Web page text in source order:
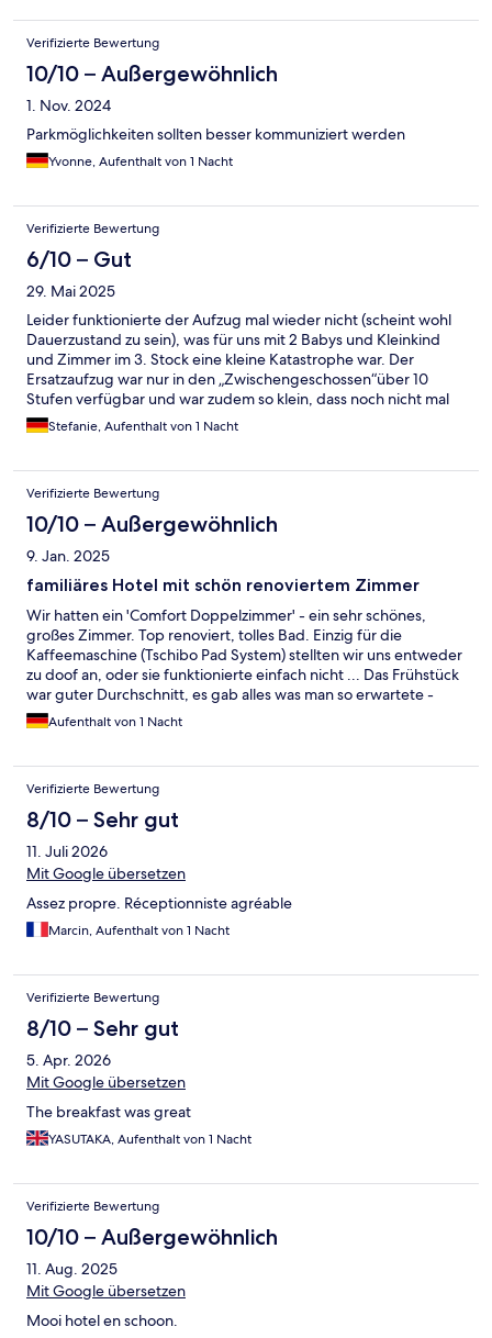
Verifizierte Bewertung
10/10 – Außergewöhnlich
1. Nov. 2024
Parkmöglichkeiten sollten besser kommuniziert werden
Yvonne, Aufenthalt von 1 Nacht
Verifizierte Bewertung
6/10 – Gut
29. Mai 2025
Leider funktionierte der Aufzug mal wieder nicht (scheint wohl
Dauerzustand zu sein), was für uns mit 2 Babys und Kleinkind
und Zimmer im 3. Stock eine kleine Katastrophe war. Der
Ersatzaufzug war nur in den „Zwischengeschossen“über 10
Stufen verfügbar und war zudem so klein, dass noch nicht mal
ein Kinderwagen reinpasste. Das Familienzimmer war
geräumig- ein Babybett kostet jedoch 15€ Aufpreis. Zudem
ein typisches kontinentales 3*-Frühstück und in Ordnung. Lage
super zentral zur Altstadt. Für den Preis bekommt man sicherlich
etwas besseres und konfortableres Hotel.
Stefanie, Aufenthalt von 1 Nacht
Verifizierte Bewertung
10/10 – Außergewöhnlich
9. Jan. 2025
familiäres Hotel mit schön renoviertem Zimmer
Wir hatten ein 'Comfort Doppelzimmer' - ein sehr schönes,
großes Zimmer. Top renoviert, tolles Bad. Einzig für die
Kaffeemaschine (Tschibo Pad System) stellten wir uns entweder
zu doof an, oder sie funktionierte einfach nicht ... Das Frühstück
war guter Durchschnitt, es gab alles was man so erwartete -
keine (positive oder negative) Überraschung. Parken mussten
wir ca. 50m entfernt auf einem externen Parkplatz unter einer
Einziger kritikpunkt: das WLAN funktionierte während unseres
gesamten Aufenthalt (abends bis morgens) nicht und der
Umgang mit dieser Information am nächsten Morgen hätte
etwas netter sein können. Ansonsten ein positives Fazit:
schönes, familiäres Hotel, etwas abseits des Stadtzentrums (gut
10min zu Laufen) dafür nah am Bahnhof.
Aufenthalt von 1 Nacht
Verifizierte Bewertung
8/10 – Sehr gut
11. Juli 2026
Mit Google übersetzen
Assez propre. Réceptionniste agréable
Marcin, Aufenthalt von 1 Nacht
Verifizierte Bewertung
8/10 – Sehr gut
5. Apr. 2026
Mit Google übersetzen
The breakfast was great
YASUTAKA, Aufenthalt von 1 Nacht
Verifizierte Bewertung
10/10 – Außergewöhnlich
11. Aug. 2025
Mit Google übersetzen
Mooi hotel en schoon.